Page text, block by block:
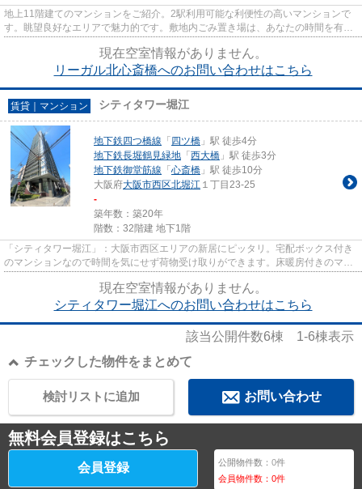
地上11階建てのマンションをご紹介。2駅利用可能な利便性の高いマンションで
す。眺望良好なエリアで魅力的です。敷地内ごみ置き場は、あなたの時間を有効
現在空室情報がありません。
リーガル北心斎橋へのお問い合わせはこちら
賃貸｜マンション シティタワー堀江
地下鉄四つ橋線 「 四ツ橋 」駅 徒歩4分
地下鉄長堀鶴見緑地 「 西大橋 」駅 徒歩3分
地下鉄御堂筋線 「 心斎橋 」駅 徒歩10分
大阪府大阪市西区北堀江 １丁目23-25
-
築年数：築20年
階数：32階建 地下1階
「シティタワー堀江」：大阪市西区エリアの新居にピッタリ。宅配ボックス付き
のマンションなので時間を気にせず荷物受け取りができます。床暖房付きのマン
現在空室情報がありません。
シティタワー堀江へのお問い合わせはこちら
該当公開件数6棟 1-6棟表示
チェックした物件をまとめて
お問い合わせ
検討リストに追加
無料会員登録はこちら
会員登録 公開物件数：0件
会員物件数：0件